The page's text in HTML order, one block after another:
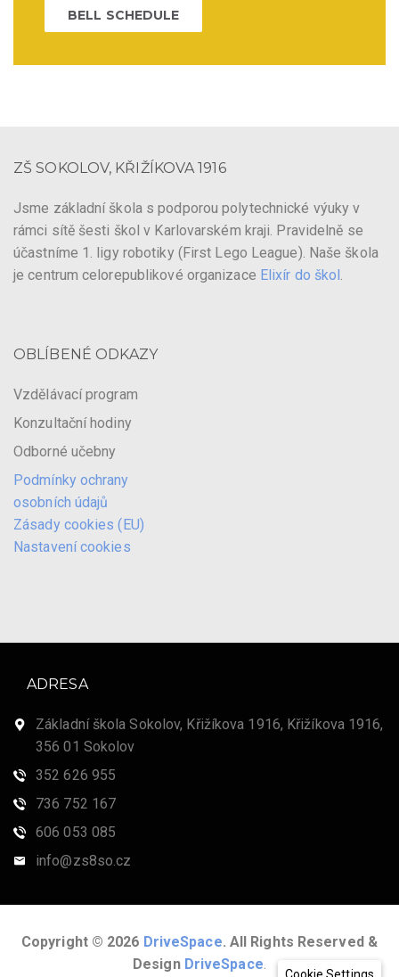
BELL SCHEDULE
ZŠ SOKOLOV, KŘIŽÍKOVA 1916
Jsme základní škola s podporou polytechnické výuky v
rámci sítě šesti škol v Karlovarském kraji. Pravidelně se
účastníme 1. ligy robotiky (First Lego League). Naše škola
je centrum celorepublikové organizace Elixír do škol
OBLÍBENÉ ODKAZY
Vzdělávací program
Konzultační hodiny
Odborné učebny
Podmínky ochrany
osobních údajů
Zásady cookies (EU)
Nastavení cookies
ADRESA
Základní škola Sokolov, Křižíkova 1916, Křižíkova 1916,
356 01 Sokolov
352 626 955
736 752 167
606 053 085
info@zs8so.cz
Copyright © 2026 DriveSpace. All Rights Reserved &
Design DriveSpace.